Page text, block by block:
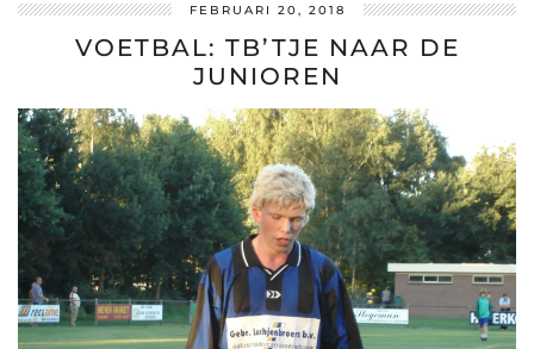
FEBRUARI 20, 2018
VOETBAL: TB’TJE NAAR DE
JUNIOREN